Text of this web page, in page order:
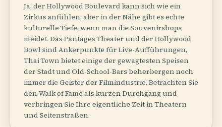
Ja, der Hollywood Boulevard kann sich wie ein
Zirkus anfühlen, aber in der Nähe gibt es echte
kulturelle Tiefe, wenn man die Souvenirshops
meidet. Das Pantages Theater und der Hollywood
Bowl sind Ankerpunkte für Live-Aufführungen,
Thai Town bietet einige der gewagtesten Speisen
der Stadt und Old-School-Bars beherbergen noch
immer die Geister der Filmindustrie. Betrachten Sie
den Walk of Fame als kurzen Durchgang und
verbringen Sie Ihre eigentliche Zeit in Theatern
und Seitenstraßen.